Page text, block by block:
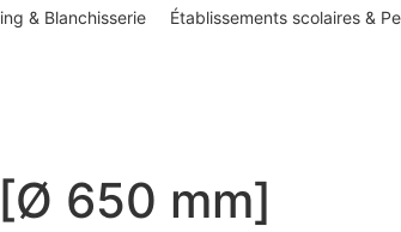
& Blanchisserie Établissements scolaires &
650 mm]